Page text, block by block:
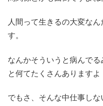
人間って生きるの大変な
す。
なんかそういうと病んで
と何てたくさんありますよ
でもさ、そんな中仕事し